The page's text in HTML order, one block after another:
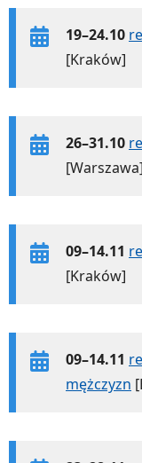
19–24.10
[Kraków]
26–31.10
[Warszawa]
09–14.11
[Kraków]
09–14.11
mężczyzn